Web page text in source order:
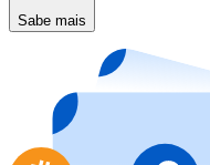
Compre cartões-
Ir para a loja de
Sabe mais